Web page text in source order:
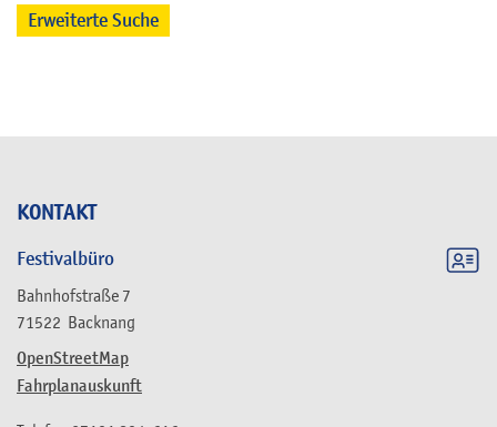
KONTAKT
Festivalbüro
Bahnhofstraße 7
71522 Backnang
OpenStreetMap
Fahrplanauskunft
Erweiterte Suche